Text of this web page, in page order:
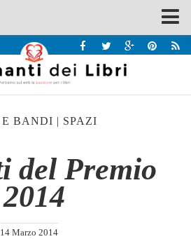
E BANDI | SPAZI
del Premio
14 Marzo 2014